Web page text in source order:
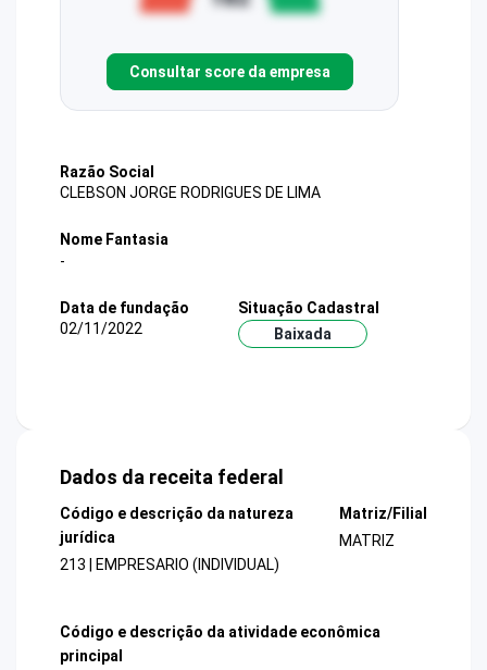
Consultar score da empresa
Razão Social
CLEBSON JORGE RODRIGUES DE LIMA
Nome Fantasia
-
Data de fundação
02/11/2022
Situação Cadastral
Baixada
Dados da receita federal
Código e descrição da natureza
jurídica
213 | EMPRESARIO (INDIVIDUAL)
Matriz/Filial
MATRIZ
Código e descrição da atividade econômica
principal